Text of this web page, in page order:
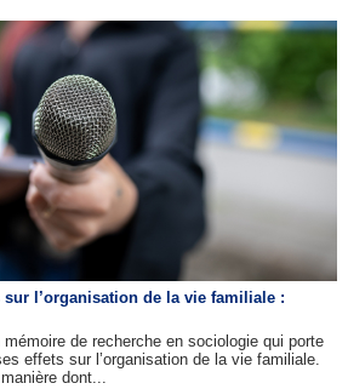
sur l’organisation de la vie familiale :
de recherche en sociologie qui porte
effets sur l’organisation de la vie familiale.
dont...